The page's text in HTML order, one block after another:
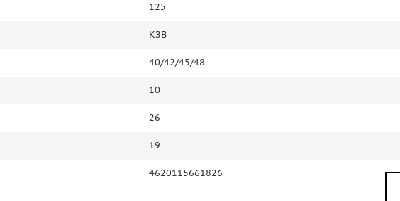
125
КЗВ
40/42/45/48
10
26
19
4620115661826